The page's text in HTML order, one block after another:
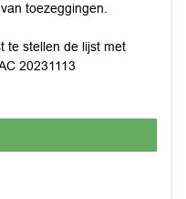
toezeggingen.
te stellen de lijst met
20231113